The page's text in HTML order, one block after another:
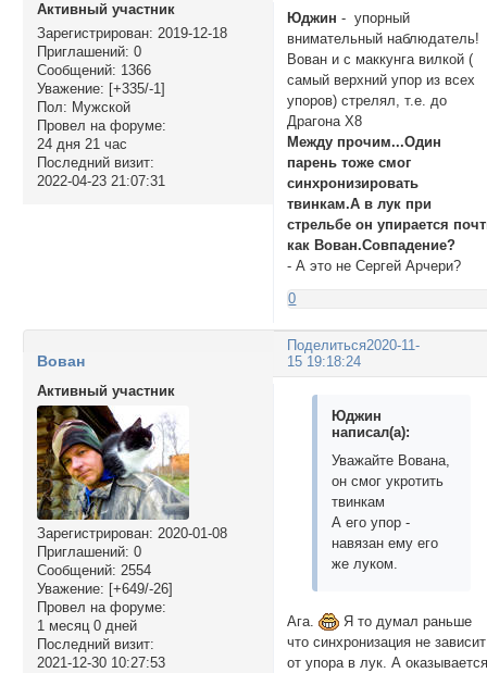
Активный участник
Зарегистрирован: 2019-12-18
Приглашений: 0
Сообщений: 1366
Уважение: [+335/-1]
Пол: Мужской
Провел на форуме:
24 дня 21 час
Последний визит:
2022-04-23 21:07:31
Юджин - упорный
внимательный наблюдатель!
Вован и с маккунга вилкой (
самый верхний упор из всех
упоров) стрелял, т.е. до
Драгона Х8
Между прочим...Один
парень тоже смог
синхронизировать
твинкам.А в лук при
стрельбе он упирается
как Вован.Совпадение?
- А это не Сергей Арчери?
0
Поделиться2020-11-
15 19:18:24
Вован
Активный участник
Зарегистрирован: 2020-01-08
Приглашений: 0
Сообщений: 2554
Уважение: [+649/-26]
Провел на форуме:
1 месяц 0 дней
Последний визит:
2021-12-30 10:27:53
Юджин
написал(а):
Уважайте Вована,
он смог укротить
твинкам
А его упор -
навязан ему его
же луком.
Ага.
Я то думал раньше
что синхронизация не зависит
от упора в лук. А